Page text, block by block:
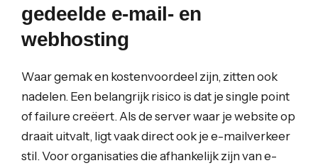
gedeelde e-mail- en
webhosting
Waar gemak en kostenvoordeel zijn, zitten ook
nadelen. Een belangrijk risico is dat je single point
of failure creëert. Als de server waar je website op
draait uitvalt, ligt vaak direct ook je e-mailverkeer
stil. Voor organisaties die afhankelijk zijn van e-